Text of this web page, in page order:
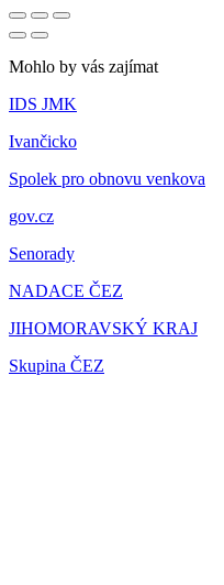
Mohlo by vás zajímat
IDS JMK
Ivančicko
Spolek pro obnovu venkova
gov.cz
Senorady
NADACE ČEZ
JIHOMORAVSKÝ KRAJ
Skupina ČEZ